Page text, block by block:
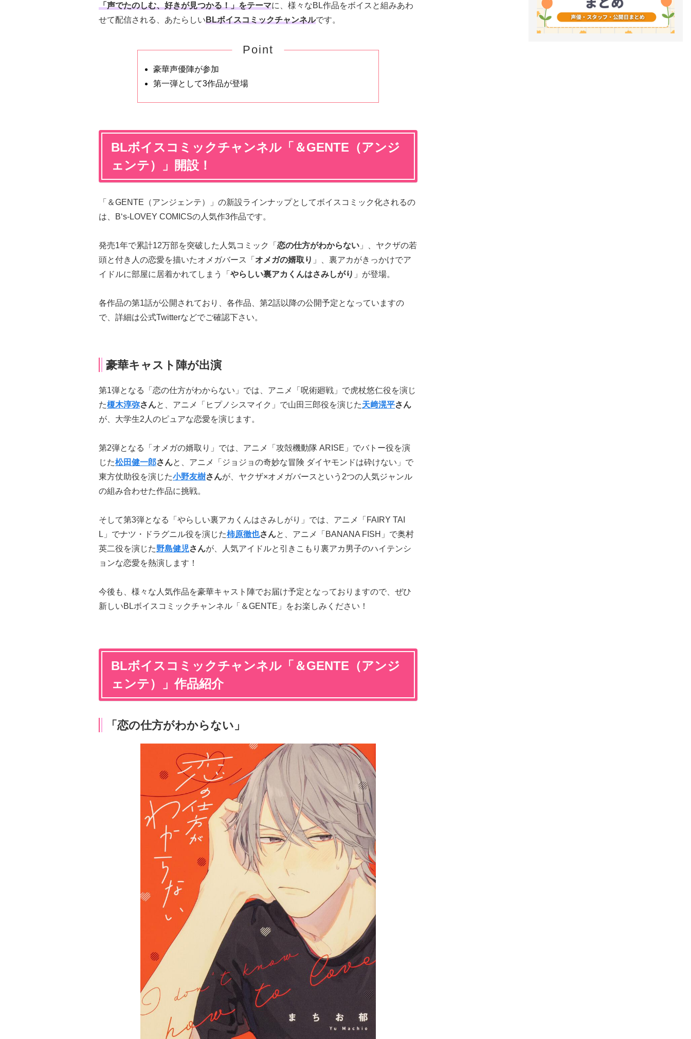
「声でたのしむ、好きが見つかる！」をテーマに、様々なBL作品をボイスと組みあわ
せて配信される、あたらしいBLボイスコミックチャンネルです。
Point
豪華声優陣が参加
第一弾として3作品が登場
BLボイスコミックチャンネル「＆GENTE（アンジ
ェンテ）」開設！
「＆GENTE（アンジェンテ）」の新設ラインナップとしてボイスコミック化されるの
は、B‘s-LOVEY COMICSの人気作3作品です。
発売1年で累計12万部を突破した人気コミック「 恋の仕方がわからない 」、ヤクザの若
頭と付き人の恋愛を描いたオメガバース「 オメガの婿取り 」、裏アカがきっかけでア
イドルに部屋に居着かれてしまう「 やらしい裏アカくんはさみしがり 」が登場。
各作品の第1話が公開されており、各作品、第2話以降の公開予定となっていますの
で、詳細は公式Twitterなどでご確認下さい。
豪華キャスト陣が出演
第1弾となる「恋の仕方がわからない」では、アニメ「呪術廻戦」で虎杖悠仁役を演じ
た榎木淳弥さんと、アニメ「ヒプノシスマイク」で山田三郎役を演じた天﨑滉平さん
が、大学生2人のピュアな恋愛を演じます。
第2弾となる「オメガの婿取り」では、アニメ「攻殻機動隊 ARISE」でバトー役を演
じた松田健一郎さんと、アニメ「ジョジョの奇妙な冒険 ダイヤモンドは砕けない」で
東方仗助役を演じた小野友樹さんが、ヤクザ×オメガバースという2つの人気ジャンル
の組み合わせた作品に挑戦。
そして第3弾となる「やらしい裏アカくんはさみしがり」では、アニメ「FAIRY TAI
L」でナツ・ドラグニル役を演じた柿原徹也さんと、アニメ「BANANA FISH」で奥村
英二役を演じた野島健児さんが、人気アイドルと引きこもり裏アカ男子のハイテンシ
ョンな恋愛を熱演します！
今後も、様々な人気作品を豪華キャスト陣でお届け予定となっておりますので、ぜひ
新しいBLボイスコミックチャンネル「＆GENTE」をお楽しみください！
BLボイスコミックチャンネル「＆GENTE（アンジ
ェンテ）」作品紹介
「恋の仕方がわからない」